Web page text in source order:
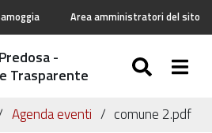
Area amministratori del sito
-
Trasparente
Agenda eventi comune 2.pdf